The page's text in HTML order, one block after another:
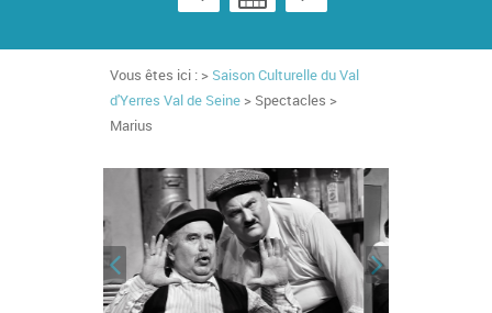
Vous êtes ici : > Saison Culturelle du Val
d'Yerres Val de Seine > Spectacles >
Marius